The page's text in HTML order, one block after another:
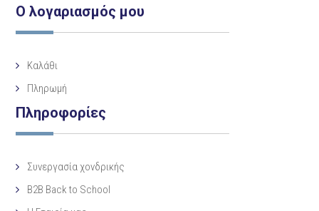
Ο λογαριασμός μου
Καλάθι
Πληρωμή
Πληροφορίες
Συνεργασία χονδρικής
B2B Back to School